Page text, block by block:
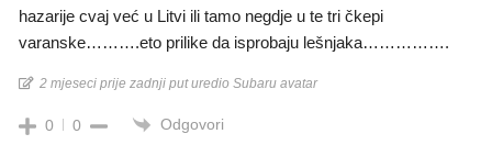
hazarije cvaj već u Litvi ili tamo negdje u te tri čkepi
varanske……….eto prilike da isprobaju lešnjaka…………….
2 mjeseci prije zadnji put uredio Subaru avatar
0 0 Odgovori